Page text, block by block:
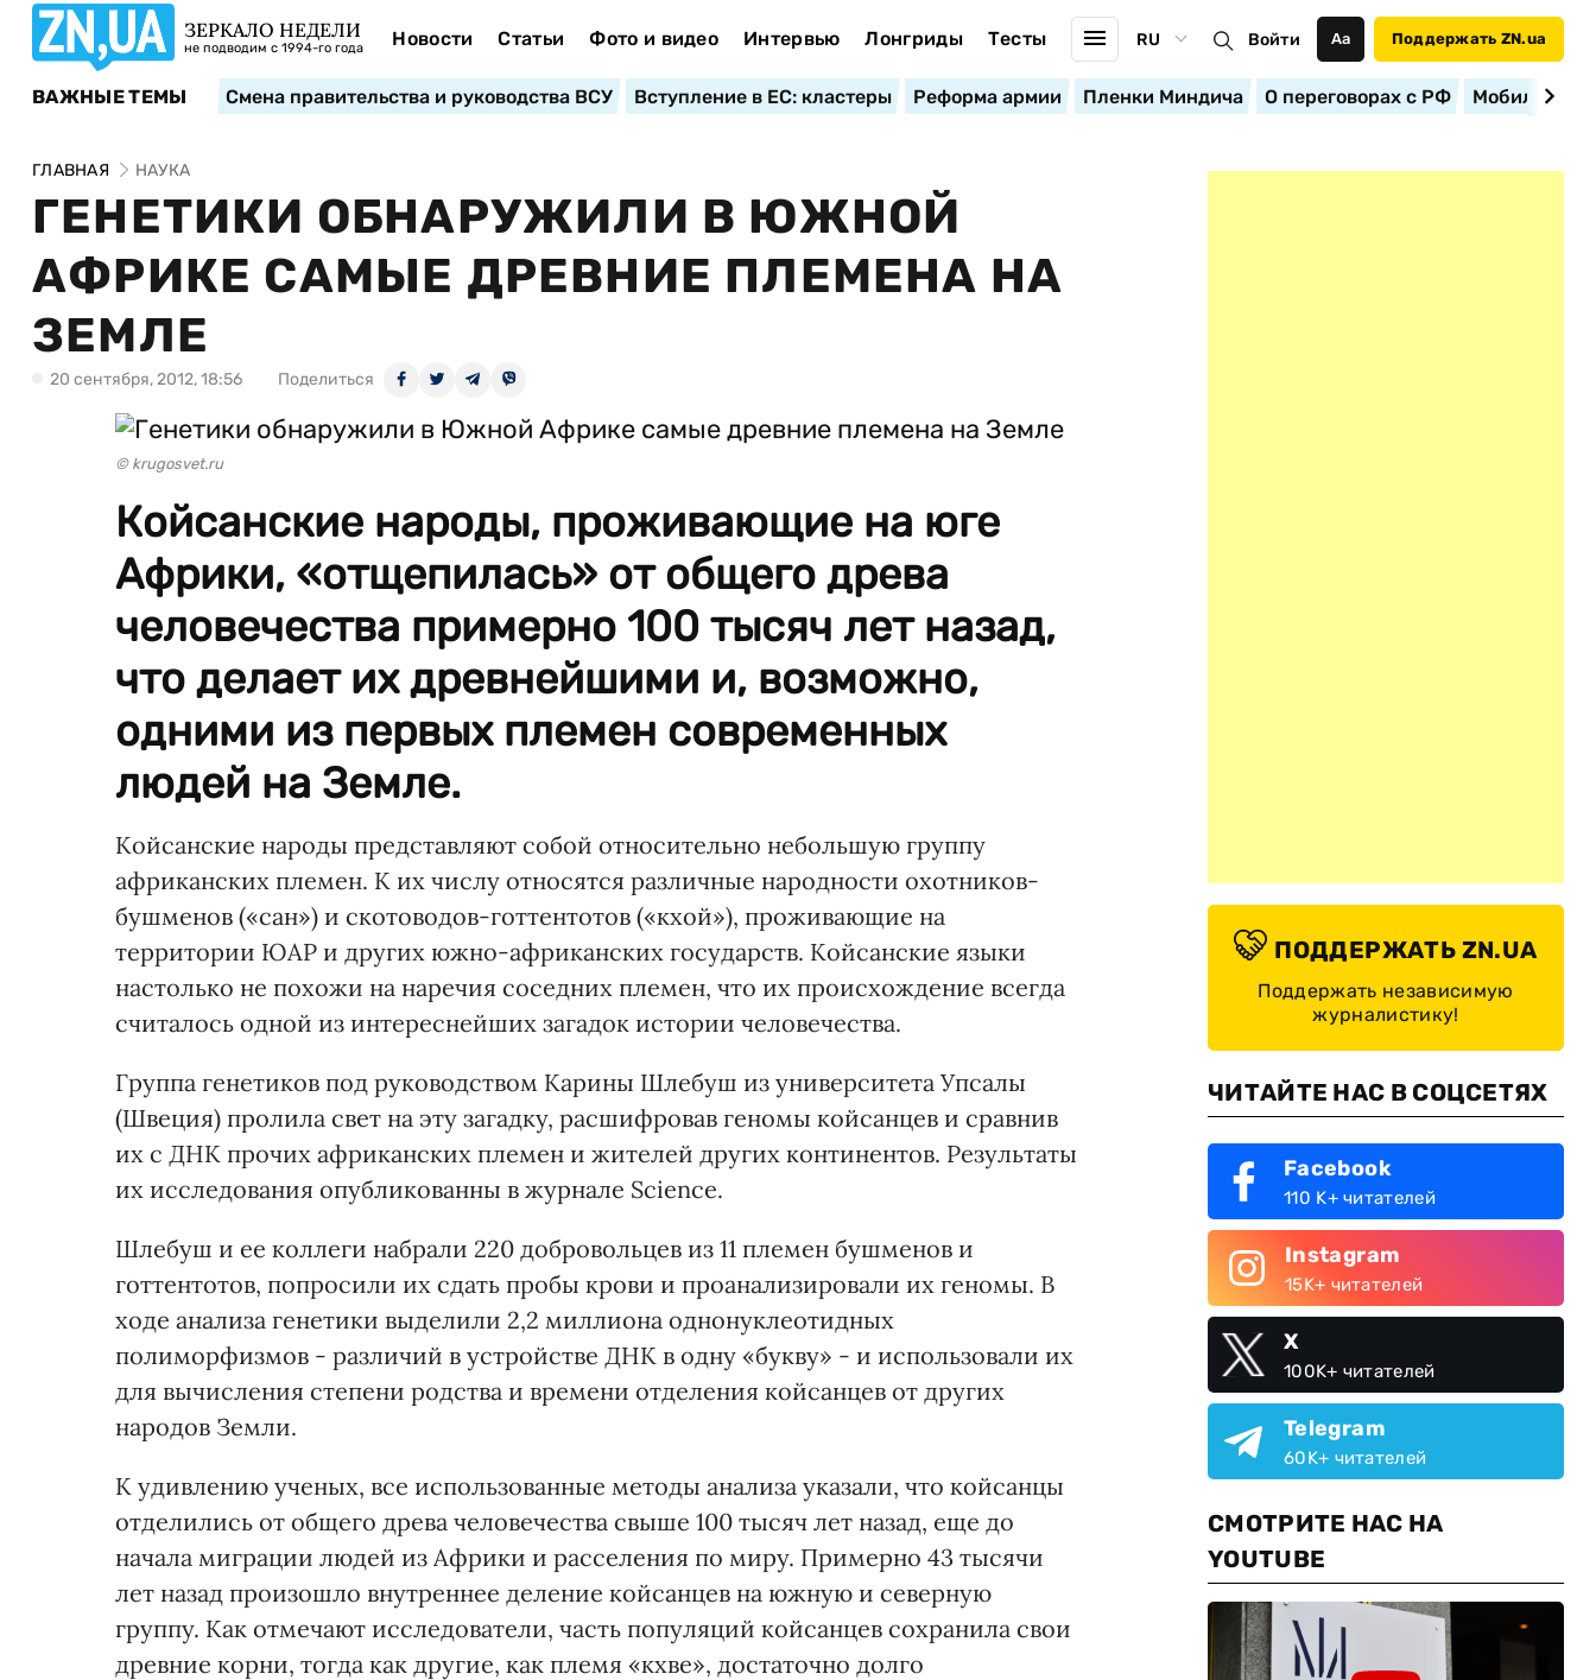
ЗЕРКАЛО НЕДЕЛИ
не подводим с 1994-го года Новости Статьи Фото и видео Интервью Лонгриды Тесты RU Войти Аа Поддержать ZN.ua
ВАЖНЫЕ ТЕМЫ Смена правительства и руководства ВСУ Вступление в ЕС: кластеры Реформа армии Пленки Миндича О переговорах с РФ
ГЛАВНАЯ НАУКА
ГЕНЕТИКИ ОБНАРУЖИЛИ В ЮЖНОЙ
АФРИКЕ САМЫЕ ДРЕВНИЕ ПЛЕМЕНА НА
ЗЕМЛЕ
20 сентября, 2012, 18:56 Поделиться
© krugosvet.ru
Койсанские народы, проживающие на юге
Африки, «отщепилась» от общего древа
человечества примерно 100 тысяч лет назад,
что делает их древнейшими и, возможно,
одними из первых племен современных
людей на Земле.
Койсанские народы представляют собой относительно небольшую группу
африканских племен. К их числу относятся различные народности охотников-
бушменов («сан») и скотоводов-готтентотов («кхой»), проживающие на
территории ЮАР и других южно-африканских государств. Койсанские языки
настолько не похожи на наречия соседних племен, что их происхождение всегда
считалось одной из интереснейших загадок истории человечества.
Группа генетиков под руководством Карины Шлебуш из университета Упсалы
(Швеция) пролила свет на эту загадку, расшифровав геномы койсанцев и сравнив
их с ДНК прочих африканских племен и жителей других континентов. Результаты
их исследования опубликованны в журнале Science.
Шлебуш и ее коллеги набрали 220 добровольцев из 11 племен бушменов и
готтентотов, попросили их сдать пробы крови и проанализировали их геномы. В
ходе анализа генетики выделили 2,2 миллиона однонуклеотидных
полиморфизмов - различий в устройстве ДНК в одну «букву» - и использовали их
для вычисления степени родства и времени отделения койсанцев от других
народов Земли.
К удивлению ученых, все использованные методы анализа указали, что койсанцы
отделились от общего древа человечества свыше 100 тысяч лет назад, еще до
начала миграции людей из Африки и расселения по миру. Примерно 43 тысячи
лет назад произошло внутреннее деление койсанцев на южную и северную
группу. Как отмечают исследователи, часть популяций койсанцев сохранила свои
древние корни, тогда как другие, как племя «кхве», достаточно долго
ПОДДЕРЖАТЬ ZN.UA
Поддержать независимую
журналистику!
ЧИТАЙТЕ НАС В СОЦСЕТЯХ
Facebook
110 K+ читателей
Instagram
15K+ читателей
X
100K+ читателей
Telegram
60K+ читателей
СМОТРИТЕ НАС НА
YOUTUBE